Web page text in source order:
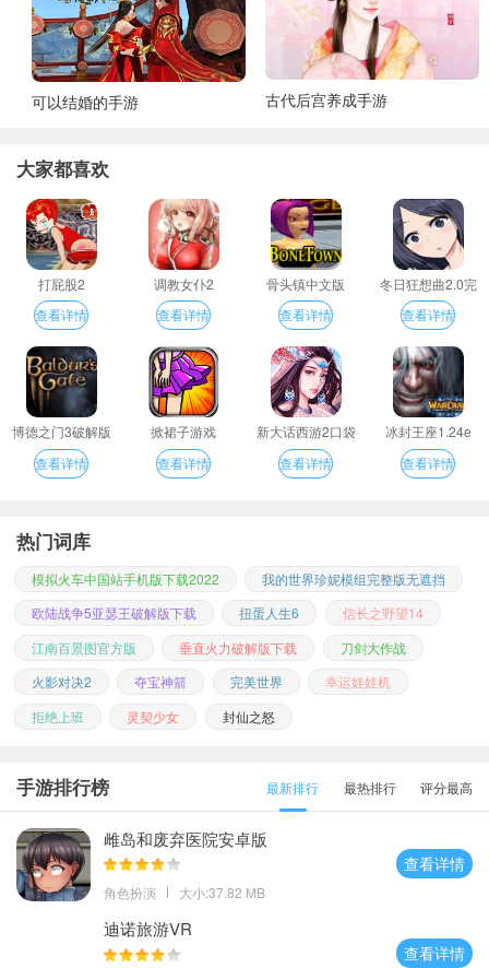
可以结婚的手游 古代后宫养成手游
大家都喜欢
打屁股2
查看详情
调教女仆2
查看详情
骨头镇中文版
查看详情
冬日狂想曲2.0完
整汉化版
查看详情
博德之门3破解版
查看详情
掀裙子游戏
查看详情
新大话西游2口袋
版
查看详情
冰封王座1.24e
查看详情
热门词库
模拟火车中国站手机版下载2022
我的世界珍妮模组完整版无遮挡
欧陆战争5亚瑟王破解版下载
扭蛋人生6
信长之野望14
江南百景图官方版
垂直火力破解版下载
刀剑大作战
火影对决2
夺宝神箭 完美世界
幸运娃娃机
拒绝上班
灵契少女 封仙之怒
手游排行榜 最新排行 最热排行 评分最高
雌岛和废弃医院安卓版
角色扮演 大小:37.82 MB
查看详情
迪诺旅游VR
查看详情